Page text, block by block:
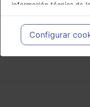
información técnica de
meramente informativo,
profesionales
cada caso concreto, el
necesidades del paciente.
Configurar